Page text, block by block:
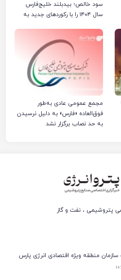
سود خالص؛ بیدبلند خلیج‌فارس
سال ۱۴۰۴ را با رکوردهای جدید به
مجمع عمومی عادی به‌طور
فوق‌العاده «فارس» به دلیل نرسیدن
به حد نصاب برگزار نشد
پتروشیمی ، نفت و گاز
منطقه ویژه اقتصادی انرژی پارس